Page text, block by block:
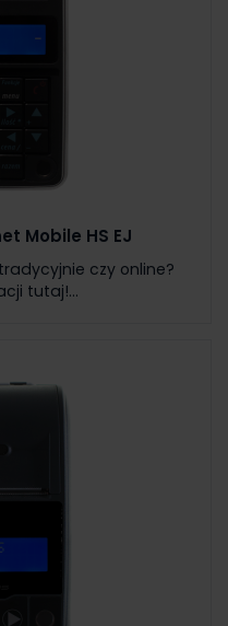
Mobile HS EJ
czy online?
tutaj!...